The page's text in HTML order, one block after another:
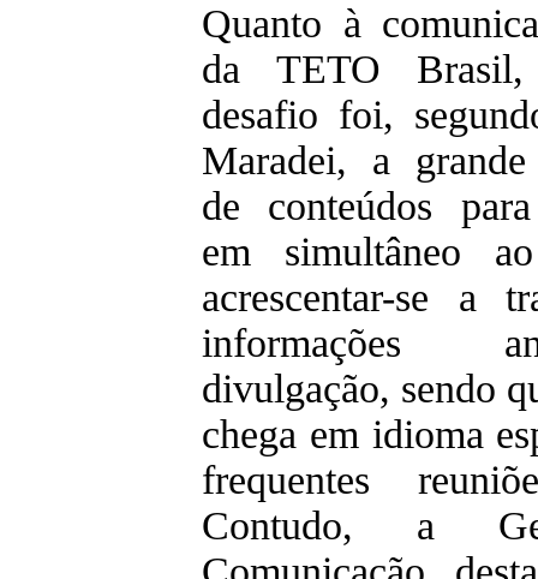
Quanto à
da TETO
desafio foi,
Maradei, a grande
de conteúdos
em simultâneo
acrescentar-se a
informações
divulgação, sendo
chega em idioma
frequentes
Contudo, a